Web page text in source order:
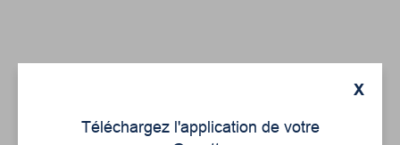
David
X
Téléchargez l'application de votre